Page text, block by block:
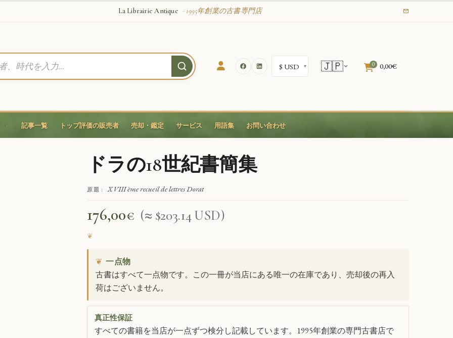
La Librairie Antique · 1995年創業の古書専門店
🇯🇵 0 0,00€
記事一覧 トップ評価の販売者 売却・鑑定 サービス 用語集 お問い合わせ
ドラの18世紀書簡集
原題 : XVIII ème recueil de lettres Dorat
176,00€ (≈ $203.14 USD)
❦ 一点物
古書はすべて一点物です。この一冊が当店にある唯一の在庫であり、売却後の再入
荷はございません。
真正性保証
すべての書籍を当店が一点ずつ検分し記載しています。1995年創業の専門古書店で